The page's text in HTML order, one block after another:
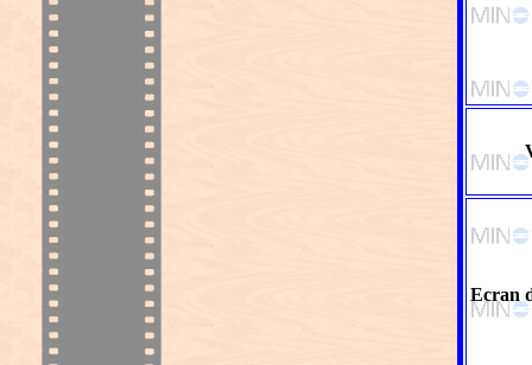
Ecran